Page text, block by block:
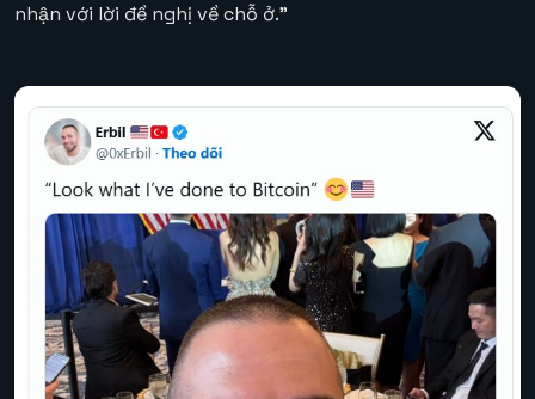
nhận với lời đề nghị về chỗ ở.”